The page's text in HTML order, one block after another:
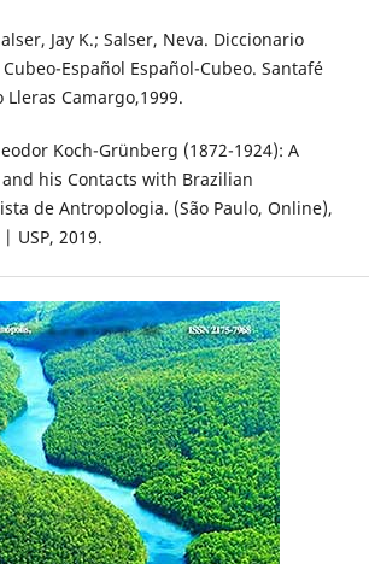
Jay K.; Salser, Neva. Diccionario
Español Español-Cubeo. Santafé
Camargo,1999.
Koch-Grünberg (1872-1924): A
and his Contacts with Brazilian
de Antropologia. (São Paulo, Online),
USP, 2019.